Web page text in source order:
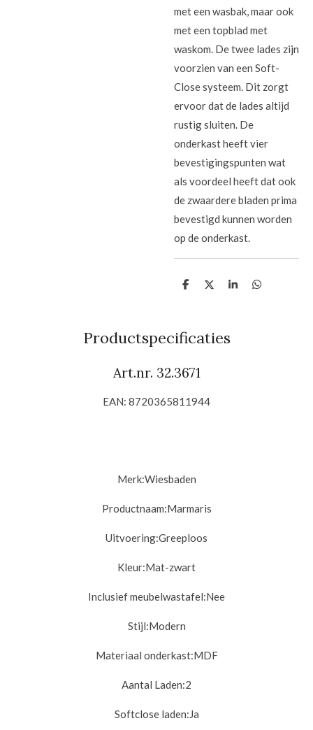
met een wasbak, maar ook
met een topblad met
waskom. De twee lades zijn
voorzien van een Soft-
Close systeem. Dit zorgt
ervoor dat de lades altijd
rustig sluiten. De
onderkast heeft vier
bevestigingspunten wat
als voordeel heeft dat ook
de zwaardere bladen prima
bevestigd kunnen worden
op de onderkast.
D
n
D
S
D
Productspecificaties
Art.nr. 32.3671
EAN: 8720365811944
Merk:Wiesbaden
Productnaam:Marmaris
Uitvoering:Greeploos
Kleur:Mat-zwart
Inclusief meubelwastafel:Nee
Stijl:Modern
Materiaal onderkast:MDF
Aantal Laden:2
Softclose laden:Ja